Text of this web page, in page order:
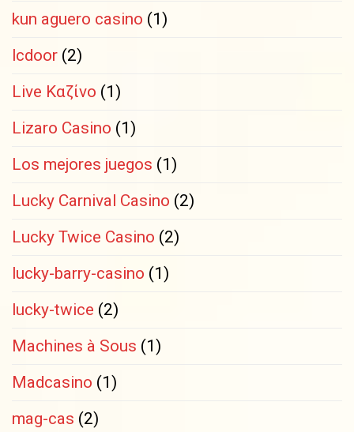
kun aguero casino (1)
lcdoor (2)
Live Καζίνο (1)
Lizaro Casino (1)
Los mejores juegos (1)
Lucky Carnival Casino (2)
Lucky Twice Casino (2)
lucky-barry-casino (1)
lucky-twice (2)
Machines à Sous (1)
Madcasino (1)
mag-cas (2)